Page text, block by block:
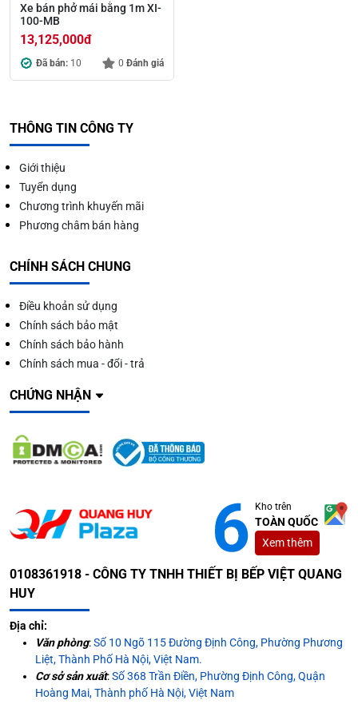
Xe bán phở mái bằng 1m XI-
100-MB
13,125,000đ
Đã bán: 10 0 Đánh giá
THÔNG TIN CÔNG TY
Giới thiệu
Tuyển dụng
Chương trình khuyến mãi
Phương châm bán hàng
CHÍNH SÁCH CHUNG
Điều khoản sử dụng
Chính sách bảo mật
Chính sách bảo hành
Chính sách mua - đổi - trả
CHỨNG NHẬN
Kho trên
TOÀN QUỐC
Xem thêm
0108361918 - CÔNG TY TNHH THIẾT BỊ BẾP VIỆT QUANG
HUY
Địa chỉ:
Văn phòng:Số 10 Ngõ 115 Đường Định Công, Phường Phương
Liệt, Thành Phố Hà Nội, Việt Nam.
Cơ sở sản xuất:Số 368 Trần Điền, Phường Định Công, Quận
Hoàng Mai, Thành phố Hà Nội, Việt Nam